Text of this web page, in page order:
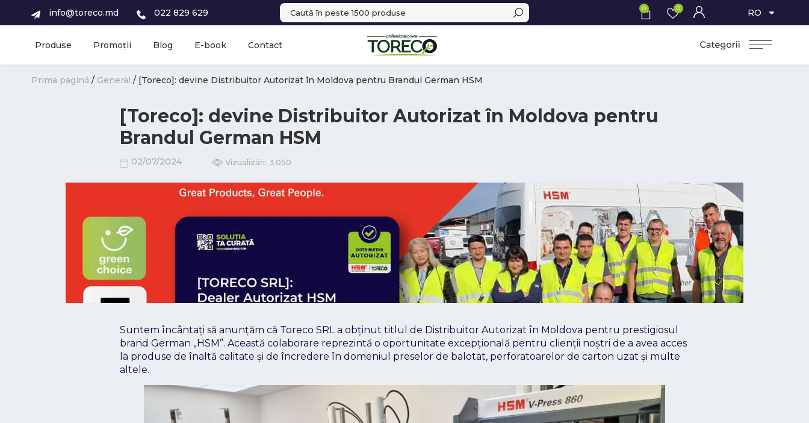
info@toreco.md 022 829 629 0 0 RO
Produse Promoții Blog E-book Contact
Prima pagină / General / [Toreco]: devine Distribuitor Autorizat în Moldova pentru Brandul German HSM
[Toreco]: devine Distribuitor Autorizat în Moldova pentru
Brandul German HSM
02/07/2024 Vizualizări: 3.050
Suntem încântați să anunțăm că Toreco SRL a obținut titlul de Distribuitor Autorizat în Moldova pentru prestigiosul
brand German „HSM”. Această colaborare reprezintă o oportunitate excepțională pentru clienții noștri de a avea acces
la produse de înaltă calitate și de încredere în domeniul preselor de balotat, perforatoarelor de carton uzat și multe
altele.